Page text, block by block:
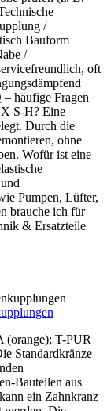
/
Bauform
/
oft
häufige Fragen
S-H? Eine
Durch die
ohne
Wofür ist eine
Pumpen, Lüfter,
brauche ich für
& Ersatzteile
(orange); T-PUR
Standardkränze
Bauteilen aus
ein Zahnkranz